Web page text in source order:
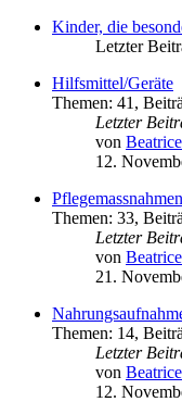
Kinder, die
Letzter
Hilfsmittel/Geräte
Themen: 41 ,
Letzter
von Beatrice
12.
Themen: 33,
Letzter
von Beatrice
21.
Themen: 14,
Letzter
von Beatrice
12.